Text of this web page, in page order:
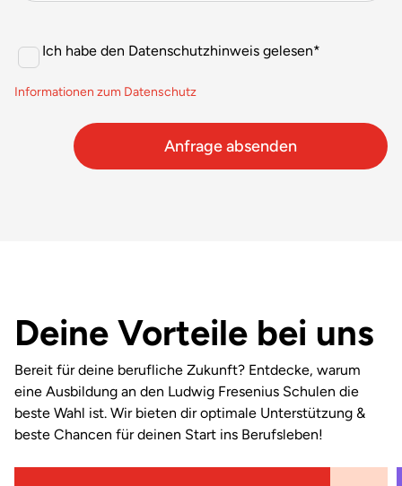
Consent*
Ich habe den Datenschutzhinweis gelesen*
Informationen zum Datenschutz
Deine Vorteile bei uns
Bereit für deine berufliche Zukunft? Entdecke, warum
eine Ausbildung an den Ludwig Fresenius Schulen die
beste Wahl ist. Wir bieten dir optimale Unterstützung &
beste Chancen für deinen Start ins Berufsleben!